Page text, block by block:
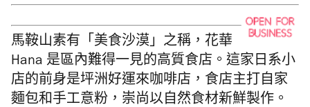
馬鞍山素有「美食沙漠」之稱，花華
Hana 是區內難得一見的高質食店。這家日系小
店的前身是坪洲好運來咖啡店， 食店主打自家
麵包和手工意粉，崇尚以自然食材新鮮製作。